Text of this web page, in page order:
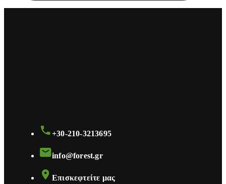
+30-210-3213695
info@forest.gr
Επισκεφτείτε μας